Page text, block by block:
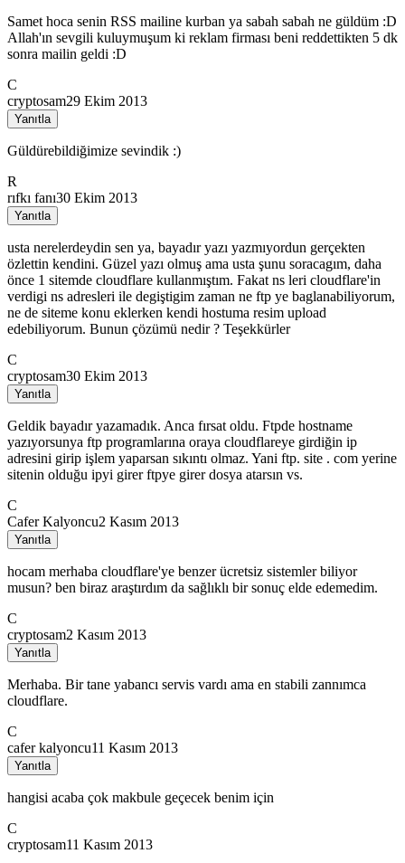
Samet hoca senin RSS mailine kurban ya sabah sabah ne güldüm :D
Allah'ın sevgili kuluymuşum ki reklam firması beni reddettikten 5 dk
sonra mailin geldi :D
C
cryptosam29 Ekim 2013
Yanıtla
Güldürebildiğimize sevindik :)
R
rıfkı fanı30 Ekim 2013
Yanıtla
usta nerelerdeydin sen ya, bayadır yazı yazmıyordun gerçekten
özlettin kendini. Güzel yazı olmuş ama usta şunu soracagım, daha
önce 1 sitemde cloudflare kullanmıştım. Fakat ns leri cloudflare'in
verdigi ns adresleri ile degiştigim zaman ne ftp ye baglanabiliyorum,
ne de siteme konu eklerken kendi hostuma resim upload
edebiliyorum. Bunun çözümü nedir ? Teşekkürler
C
cryptosam30 Ekim 2013
Yanıtla
Geldik bayadır yazamadık. Anca fırsat oldu. Ftpde hostname
yazıyorsunya ftp programlarına oraya cloudflareye girdiğin ip
adresini girip işlem yaparsan sıkıntı olmaz. Yani ftp. site . com yerine
sitenin olduğu ipyi girer ftpye girer dosya atarsın vs.
C
Cafer Kalyoncu2 Kasım 2013
Yanıtla
hocam merhaba cloudflare'ye benzer ücretsiz sistemler biliyor
musun? ben biraz araştırdım da sağlıklı bir sonuç elde edemedim.
C
cryptosam2 Kasım 2013
Yanıtla
Merhaba. Bir tane yabancı servis vardı ama en stabili zannımca
cloudflare.
C
cafer kalyoncu11 Kasım 2013
Yanıtla
hangisi acaba çok makbule geçecek benim için
C
cryptosam11 Kasım 2013